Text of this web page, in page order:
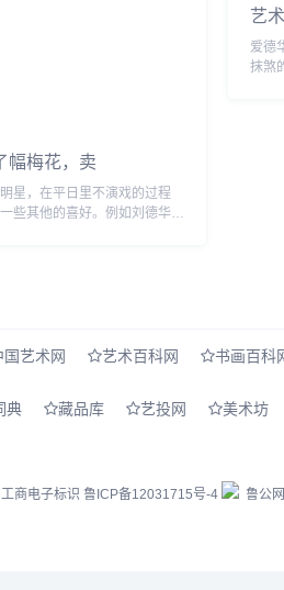
幅梅花，卖
星，在平日里不演戏的过程
些其他的喜好。例如刘德华我
艺
爱德
抹煞
国艺术网 艺术百科网 书画百科
典 藏品库 艺投网 美术坊
工商电子标识 鲁ICP备12031715号-4 鲁公